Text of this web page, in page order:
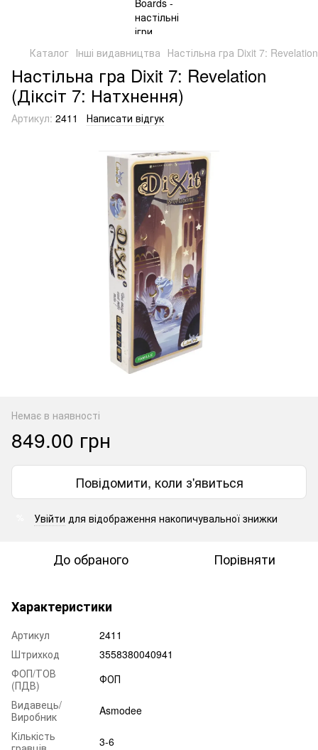
Каталог Інші видавництва Настільна гра Dixit 7:
Настільна гра Dixit 7: Revelation
(Діксіт 7: Натхнення)
Артикул: 2411 Написати відгук
Немає в наявності
849.00 грн
Повідомити, коли з'явиться
Увійти для відображення накопичувальної знижки
До обраного Порівняти
Характеристики
Артикул
2411
Штрихкод
3558380040941
ФОП/ТОВ
(ПДВ)
ФОП
Видавець/
Виробник
Asmodee
Кількість
3-6